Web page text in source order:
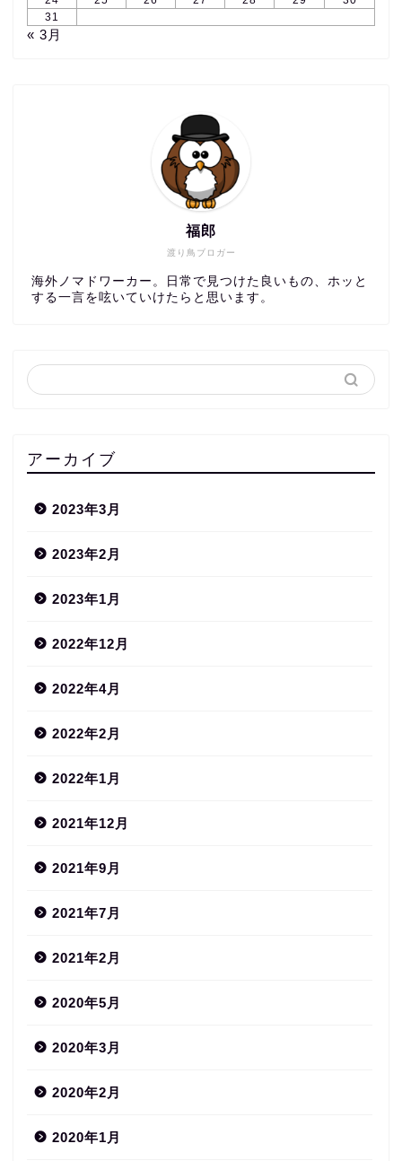
31
« 3月
渡り鳥ブロガー
福郎
海外ノマドワーカー。日常で見つけた良いもの、ホッと
する一言を呟いていけたらと思います。
アーカイブ
2023年3月
2023年2月
2023年1月
2022年12月
2022年4月
2022年2月
2022年1月
2021年12月
2021年9月
2021年7月
2021年2月
2020年5月
2020年3月
2020年2月
2020年1月